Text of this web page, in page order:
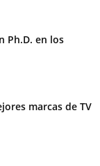
Ph.D. en los
marcas de TV